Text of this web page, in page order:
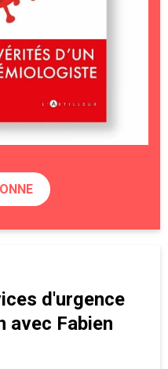
d'urgence
avec Fabien